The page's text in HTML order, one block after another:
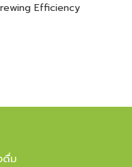
Efficiency
ดื่ม